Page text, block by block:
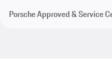
Porsche Approved & Service